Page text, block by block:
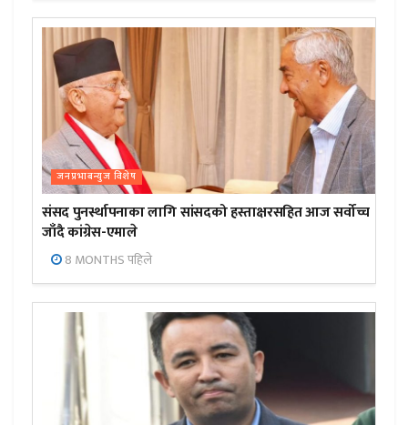
जनप्रभाबन्युज विशेष
संसद पुनर्स्थापनाका लागि सांसदको हस्ताक्षरसहित आज सर्वोच्च
जाँदै कांग्रेस-एमाले
8 MONTHS पहिले